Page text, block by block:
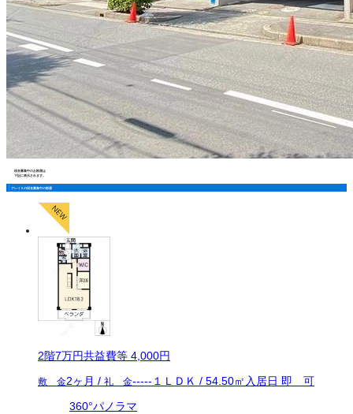
現在募集中のお部屋は
下記に表示されます。
アレイⅡの現在募集中の部屋
2階7万円共益費等 4,000円
敷 金2ヶ月 / 礼 金----- １ＬＤＫ / 54.50㎡ 入居日 即 可
360°パノラマ